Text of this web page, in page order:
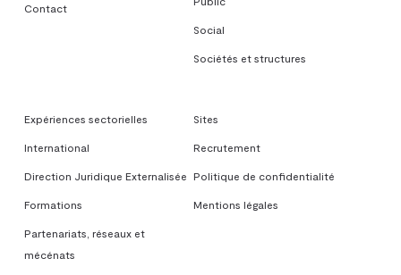
Contact
Social
Sociétés et structures
Expériences sectorielles
International
Direction Juridique Externalisée
Formations
Partenariats, réseaux et
mécénats
Sites
Recrutement
Politique de confidentialité
Mentions légales